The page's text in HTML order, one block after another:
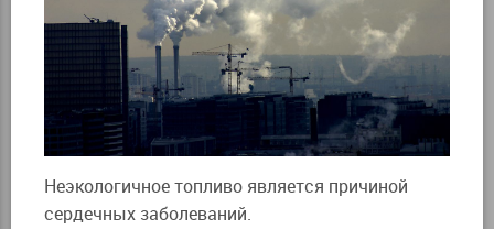
Неэкологичное топливо является причиной
сердечных заболеваний.